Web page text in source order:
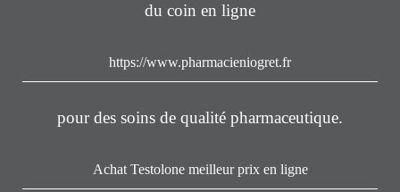
du coin en ligne
https://www.pharmacieniogret.fr
pour des soins de qualité pharmaceutique.
Achat Testolone meilleur prix en ligne